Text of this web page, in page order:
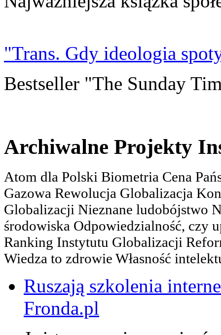
"Trans. Gdy ideologia
Bestseller "The Sunday
Archiwalne Projekty
Atom dla Polski Biometria Cena
Gazowa Rewolucja Globalizacja
Globalizacji Nieznane ludobójstwo
środowiska Odpowiedzialność, czy
Ranking Instytutu Globalizacji
Wiedza to zdrowie Własność
Ruszają szkolenia
Fronda.pl